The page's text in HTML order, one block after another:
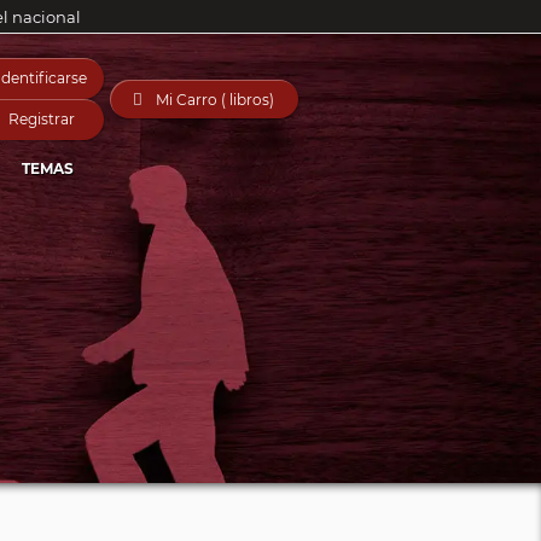
nacional
Registrar
 Mi Carro ( libros)
TEMAS